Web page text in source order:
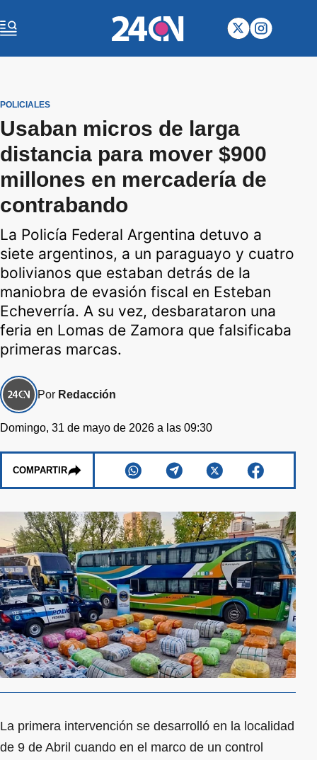
POLICIALES
Usaban micros de larga
distancia para mover $900
millones en mercadería de
contrabando
La Policía Federal Argentina detuvo a
siete argentinos, a un paraguayo y cuatro
bolivianos que estaban detrás de la
maniobra de evasión fiscal en Esteban
Echeverría. A su vez, desbarataron una
feria en Lomas de Zamora que falsificaba
primeras marcas.
Por Redacción
Domingo, 31 de mayo de 2026 a las 09:30
COMPARTIR
La primera intervención se desarrolló en la localidad
de 9 de Abril cuando en el marco de un control